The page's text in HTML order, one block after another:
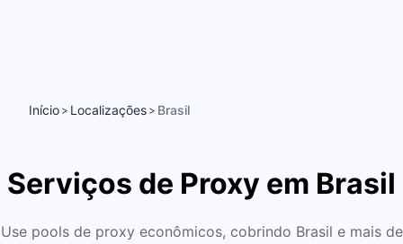
Início > Localizações > Brasil
Serviços de Proxy em Brasil
Use pools de proxy econômicos, cobrindo Brasil e mais de